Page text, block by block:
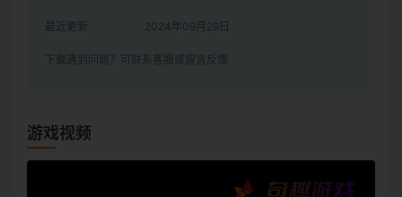
最近更新 2024年09月29日
下载遇到问题？可联系客服或留言反馈
游戏视频